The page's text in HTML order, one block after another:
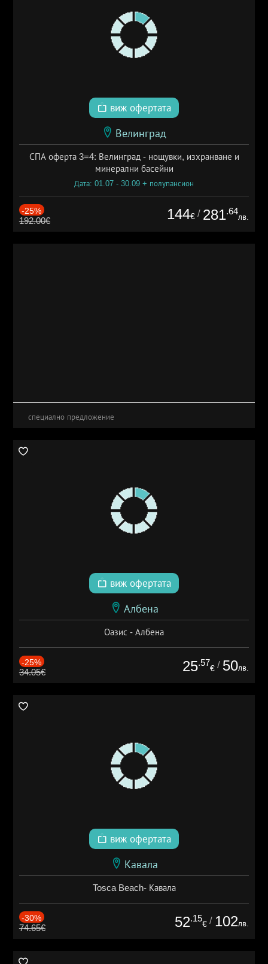
виж офертата
Велинград
СПА оферта 3=4: Велинград - нощувки, изхранване и
минерални басейни
Дата: 01.07 - 30.09 + полупансион
-25%
192.00€ 144€ / 281.64
лв.
специално предложение
виж офертата
Албена
Оазис - Албена
-25%
34.05€ 25.57
€ / 50лв.
виж офертата
Кавала
Tosca Beach- Кавала
-30%
74.65€ 52.15
€ / 102лв.